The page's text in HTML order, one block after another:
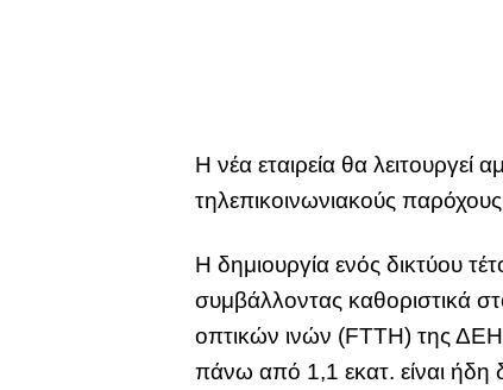
Η νέα εταιρεία θα
τηλεπικοινωνιακούς
Η δημιουργία ενός δικτύου
συμβάλλοντας καθοριστικά
οπτικών ινών (FTTH) της
πάνω από 1,1 εκατ. είναι ήδη